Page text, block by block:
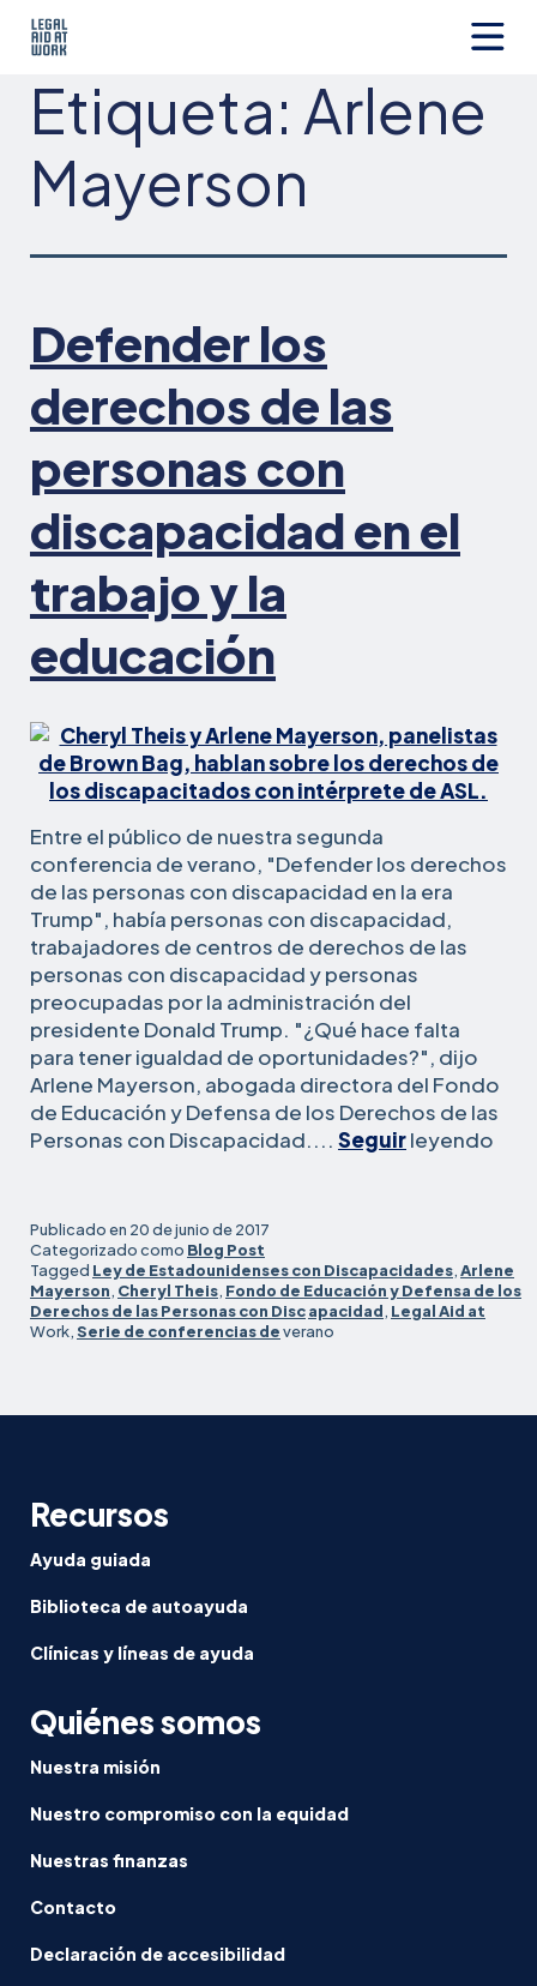
Aid
at
Etiqueta: Arlene
Mayerson
Defender los
derechos de las
personas con
discapacidad en el
trabajo y la
educación
Entre el público de nuestra segunda
conferencia de verano, "Defender los derechos
de las personas con discapacidad en la era
Trump", había personas con discapacidad,
trabajadores de centros de derechos de las
personas con discapacidad y personas
preocupadas por la administración del
presidente Donald Trump. "¿Qué hace falta
para tener igualdad de oportunidades?", dijo
Arlene Mayerson, abogada directora del Fondo
de Educación y Defensa de los Derechos de las
Personas con Discapacidad.... Seguirleyendo
con
Publicado en 20 de junio de 2017
Categorizado como Blog Post
Tagged Ley de Estadounidenses con Discapacidades,Arlene
Mayerson, Cheryl Theis, Fondo de Educación y Defensa de los
Derechos de las Personas con Discapacidad, Legal Aid at
Work,Serie de conferencias deverano
Recursos
Ayuda guiada
Biblioteca de autoayuda
Clínicas y líneas de ayuda
Quiénes somos
Nuestra misión
Nuestro compromiso con la equidad
Nuestras finanzas
Contacto
Declaración de accesibilidad